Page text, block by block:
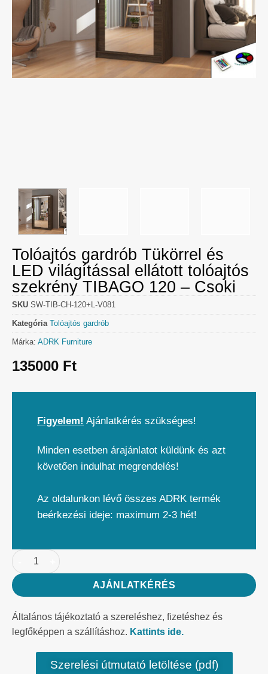
Tolóajtós gardrób Tükörrel és
LED világítással ellátott tolóajtós
szekrény TIBAGO 120 – Csoki
SKU SW-TIB-CH-120+L-V081
Kategória Tolóajtós gardrób
Márka: ADRK Furniture
135000 Ft
Figyelem! Ajánlatkérés szükséges!
Minden esetben árajánlatot küldünk és azt
követően indulhat megrendelés!
Az oldalunkon lévő összes ADRK termék
beérkezési ideje: maximum 2-3 hét!
AJÁNLATKÉRÉS
Általános tájékoztató a szereléshez, fizetéshez és
legfőképpen a szállításhoz. Kattints ide.
Szerelési útmutató letöltése (pdf)